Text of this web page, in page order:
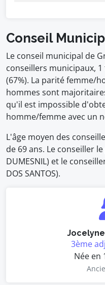
Conseil
Le conseil municipal de
conseillers municipaux,
(67%). La parité femme/
hommes sont
qu'il est impossible
homme/femme avec un
L'âge moyen des
de 69 ans. Le conseiller
DUMESNIL) et le
DOS SANTOS).
Jocelyne
3ème
Née en